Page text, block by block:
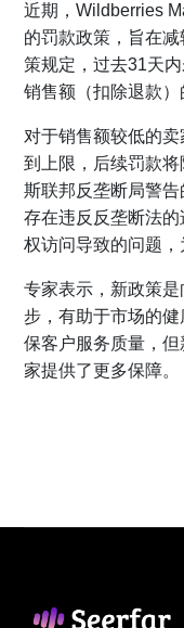
近期，Wildberries
的罚款政策，旨在
策规定，过去31天
销售额（扣除退款）
对于销售额较低的
到上限，后续罚款
斯联邦反垄断局警
存在违反反垄断法
权访问导致的问题，
专家表示，新政策
步，有助于市场的
保客户服务质量，
家提供了更多保障。